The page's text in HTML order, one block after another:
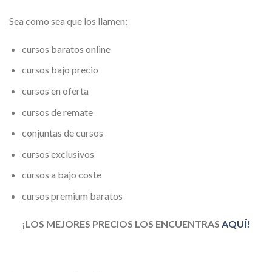
Sea como sea que los llamen:
cursos baratos online
cursos bajo precio
cursos en oferta
cursos de remate
conjuntas de cursos
cursos exclusivos
cursos a bajo coste
cursos premium baratos
¡LOS MEJORES PRECIOS LOS ENCUENTRAS AQUÍ!